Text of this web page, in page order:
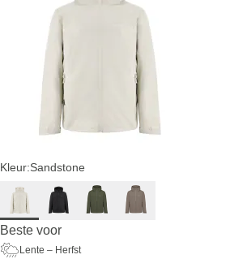
Kleur:Sandstone
Beste voor
Lente – Herfst